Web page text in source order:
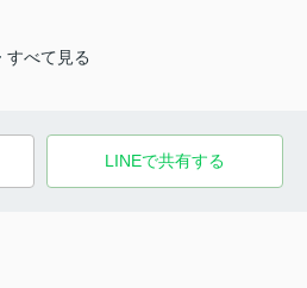
すべて見る
LINEで共有する